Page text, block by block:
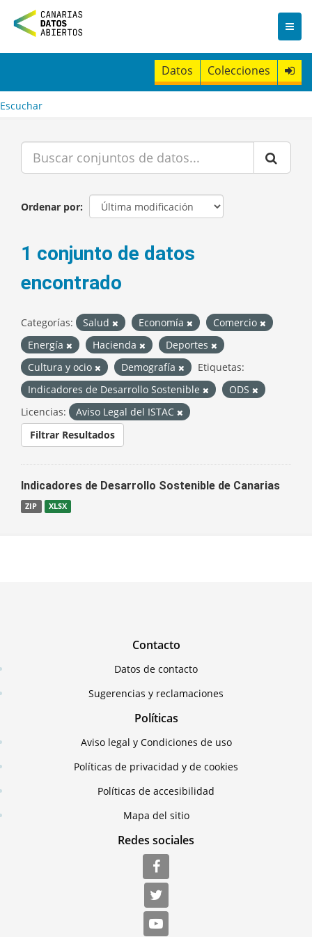
n
t
Datos Colecciones
Escuchar
Ordenar por
1 conjunto de datos
encontrado
Categorías: Salud Economía
Comercio
Energía
Hacienda
Deportes
Cultura y ocio
Demografía
Etiquetas:
Indicadores de Desarrollo Sostenible
ODS
Licencias:
Aviso Legal del ISTAC
Filtrar Resultados
Indicadores de Desarrollo Sostenible de Canarias
ZIP XLSX
Contacto
Datos de contacto
Sugerencias y reclamaciones
Políticas
Aviso legal y Condiciones de uso
Políticas de privacidad y de cookies
Políticas de accesibilidad
Mapa del sitio
Redes sociales